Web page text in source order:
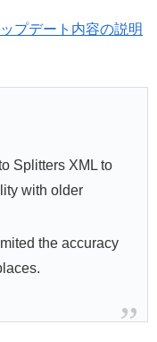
プデート内容の説明
Splitters XML to
with older
the accuracy